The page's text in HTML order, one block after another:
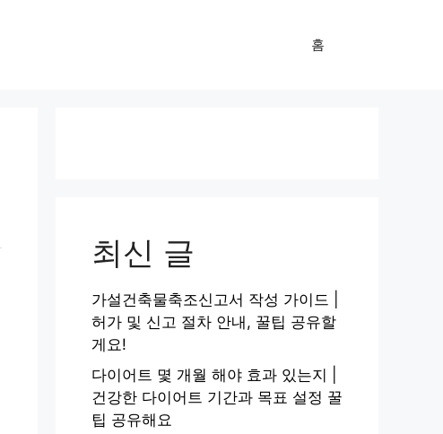
홈
최신 글
가설건축물축조신고서 작성 가이드 |
허가 및 신고 절차 안내, 꿀팁 공유할
게요!
다이어트 몇 개월 해야 효과 있는지 |
건강한 다이어트 기간과 목표 설정 꿀
팁 공유해요